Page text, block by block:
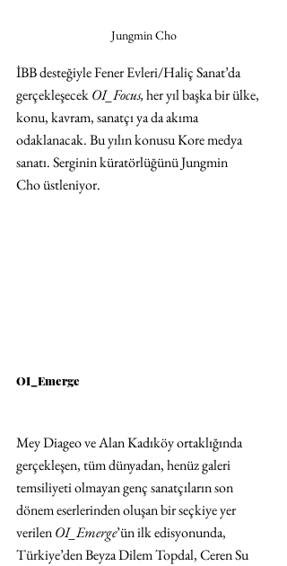
Jungmin Cho
İBB desteğiyle Fener Evleri/Haliç Sanat’da
gerçekleşecek OI_Focus, her yıl başka bir ülke,
konu, kavram, sanatçı ya da akıma
odaklanacak. Bu yılın konusu Kore medya
sanatı. Serginin küratörlüğünü Jungmin
Cho üstleniyor.
OI_Emerge
Mey Diageo ve Alan Kadıköy ortaklığında
gerçekleşen, tüm dünyadan, henüz galeri
temsiliyeti olmayan genç sanatçıların son
dönem eserlerinden oluşan bir seçkiye yer
verilen OI_Emerge’ün ilk edisyonunda,
Türkiye’den Beyza Dilem Topdal, Ceren Su